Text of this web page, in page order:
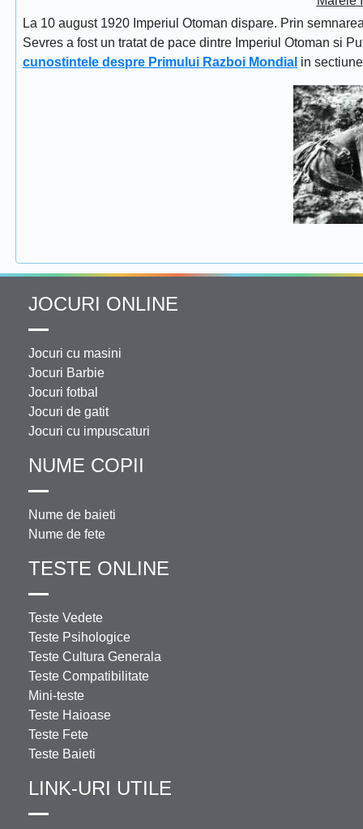
La 10 august 1920 Imperiul Otoman dispare. Prin
Sevres a fost un tratat de pace dintre Imperiul Otoman si
cunostintele despre Primului Razboi Mondial in
JOCURI ONLINE
Jocuri cu masini
Jocuri Barbie
Jocuri fotbal
Jocuri de gatit
Jocuri cu impuscaturi
NUME COPII
Nume de baieti
Nume de fete
TESTE ONLINE
Teste Vedete
Teste Psihologice
Teste Cultura Generala
Teste Compatibilitate
Mini-teste
Teste Haioase
Teste Fete
Teste Baieti
LINK-URI UTILE